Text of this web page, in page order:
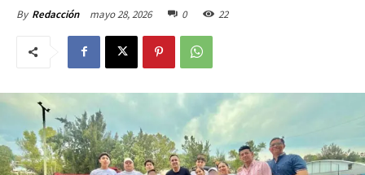
By Redacción mayo 28, 2026 0 22